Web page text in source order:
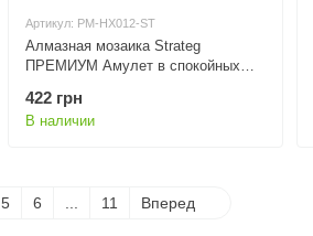
Артикул: PM-HX012-ST
Алмазная мозаика Strateg
ПРЕМИУМ Амулет в спокойных
422 грн
В наличии
5 6 ... 11 Вперед